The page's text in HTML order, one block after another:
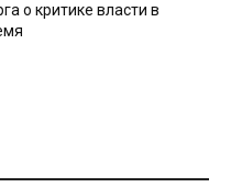
о критике власти в